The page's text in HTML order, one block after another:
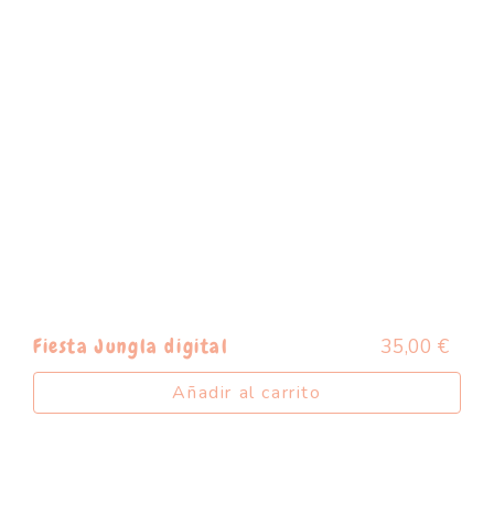
Fiesta Jungla digital 35,00€
Añadir al carrito